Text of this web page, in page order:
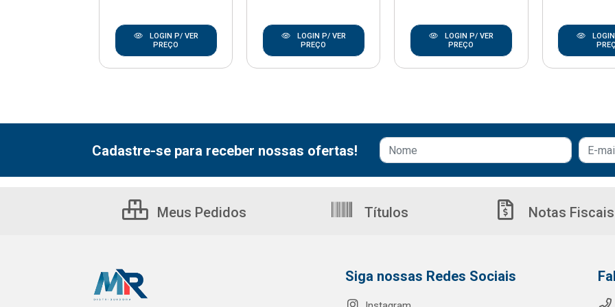
LOGIN P/ VER
PREÇO
LOGIN P/ VER
PREÇO
LOGIN P/ VER
PREÇO
Cadastre-se para receber nossas ofertas!
Meus Pedidos Títulos Notas Fiscais
Siga nossas Redes Sociais